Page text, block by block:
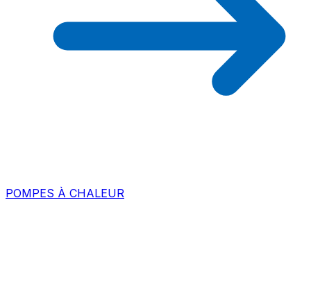
POMPES À CHALEUR